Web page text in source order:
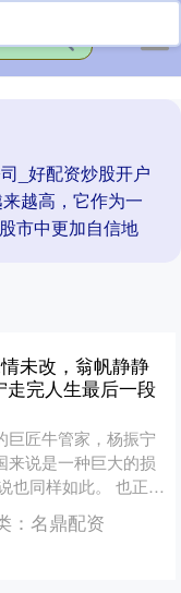
_好配资炒股开户
越高，它作为一
市中更加自信地
未改，翁帆静静
走完人生最后一段
巨匠牛管家，杨振宁
来说是一种巨大的损
也同样如此。 也正是
域的成就到底有多么
外....
： 名鼎配资